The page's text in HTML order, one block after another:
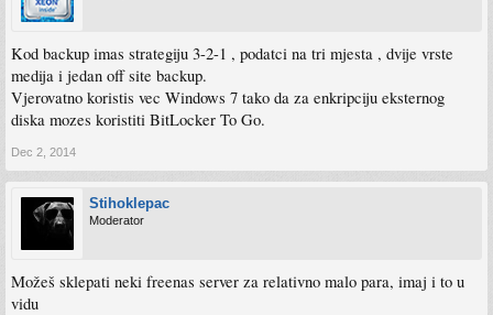
Kod backup imas strategiju 3-2-1 , podatci na tri mjesta , dvije vrste
medija i jedan off site backup.
Vjerovatno koristis vec Windows 7 tako da za enkripciju eksternog
diska mozes koristiti BitLocker To Go.
Dec 2, 2014
Stihoklepac
Moderator
Možeš sklepati neki freenas server za relativno malo para, imaj i to u
vidu